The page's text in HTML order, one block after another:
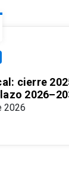
cierre
2026